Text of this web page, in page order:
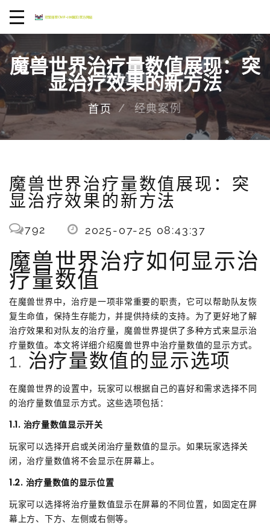
魔兽世界治疗量数值展现：突
显治疗效果的新方法
首页 经典案例
魔兽世界治疗量数值展现：突
显治疗效果的新方法
792 2025-07-25 08:43:37
魔兽世界治疗如何显示治
疗量数值
在魔兽世界中，治疗是一项非常重要的职责，它可以帮助队友恢
复生命值，保持生存能力，并提供持续的支持。为了更好地了解
治疗效果和对队友的治疗量，魔兽世界提供了多种方式来显示治
疗量数值。本文将详细介绍魔兽世界中治疗量数值的显示方式。
1. 治疗量数值的显示选项
在魔兽世界的设置中，玩家可以根据自己的喜好和需求选择不同
的治疗量数值显示方式。这些选项包括：
1.1. 治疗量数值显示开关
玩家可以选择开启或关闭治疗量数值的显示。如果玩家选择关
闭，治疗量数值将不会显示在屏幕上。
1.2. 治疗量数值的显示位置
玩家可以选择将治疗量数值显示在屏幕的不同位置，如固定在屏
幕上方、下方、左侧或右侧等。